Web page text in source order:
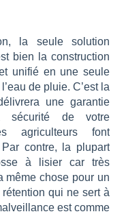
la seule solution
bien la construction
unifié en une seule
de pluie. C’est la
une garantie
sécurité de votre
agriculteurs font
Par contre, la plupart
à lisier car très
même chose pour un
qui ne sert à
est comme